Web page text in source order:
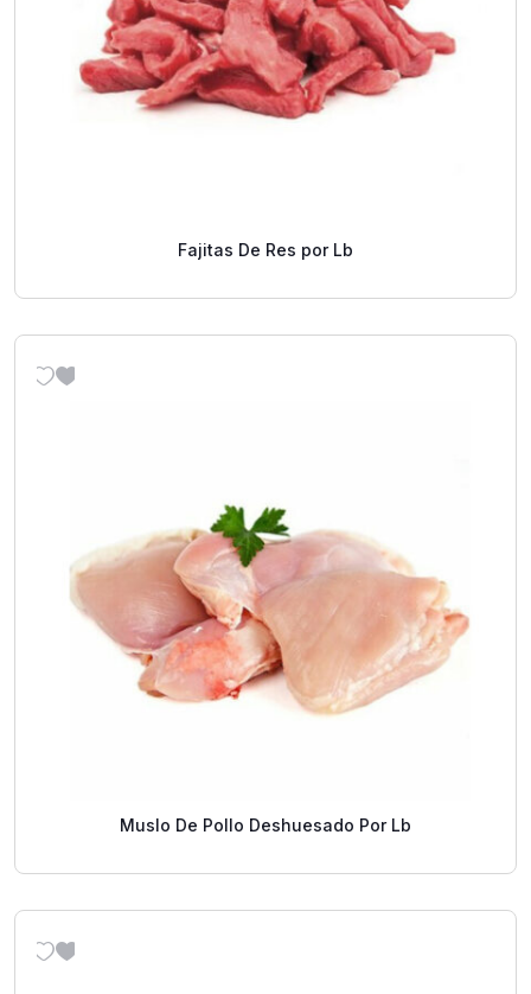
Fajitas De Res por Lb
Muslo De Pollo Deshuesado Por Lb